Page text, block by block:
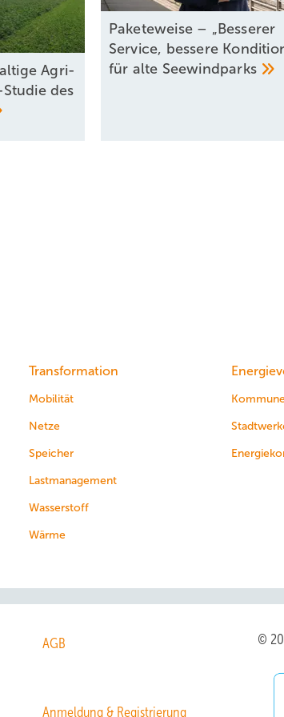
um eine Abwägung: Welchen Zustand der
Offshore-Windparks sind nicht nur
Agri-
des
Paketeweise – „Besserer
Service, bessere
für alte Seewindparks
Transformation
Mobilität
Netze
Speicher
Lastmanagement
Wasserstoff
Wärme
AGB
Anmeldung & Registrierung
©